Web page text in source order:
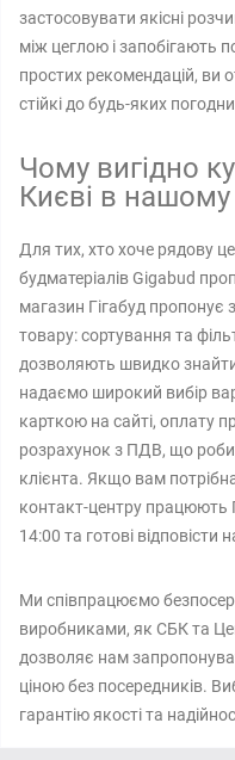
застосовувати якісні
між цеглою і запобігають
простих рекомендацій, ви
стійкі до будь-яких
Чому вигідно
Києві в нашому
Для тих, хто хоче рядову
будматеріалів Gigabud
магазин Гігабуд пропонує
товару: сортування та
дозволяють швидко
надаємо широкий вибір
карткою на сайті, оплату
розрахунок з ПДВ, що
клієнта. Якщо вам
контакт-центру працюють
14:00 та готові відповісти
Ми співпрацюємо
виробниками, як СБК та
дозволяє нам
ціною без посередників.
гарантію якості та